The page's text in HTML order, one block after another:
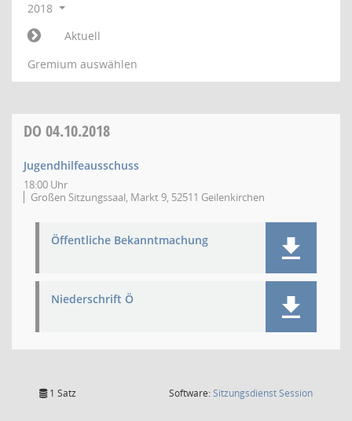
2018
Aktuell
Gremium auswählen
DO 04.10.2018
Jugendhilfeausschuss
18:00 Uhr
Großen Sitzungssaal, Markt 9, 52511 Geilenkirchen
Öffentliche Bekanntmachung
Niederschrift Ö
1 Satz Software:SitzungsdienstSession(Wird in